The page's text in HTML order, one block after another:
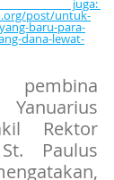
post/untuk-
baru-para-
dana-lewat-
Rektor
Paulus